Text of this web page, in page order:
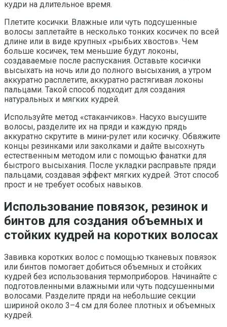
кудри на длительное время.
Плетите косички. Влажные или чуть подсушенные
волосы заплетайте в несколько тонких косичек по всей
длине или в виде крупных «рыбьих хвостов». Чем
больше косичек, тем меньшие будут локоны,
создаваемые после распускания. Оставьте косички
высыхать на ночь или до полного высыхания, а утром
аккуратно расплетите, аккуратно растягивая локоны
пальцами. Такой способ подходит для создания
натуральных и мягких кудрей.
Используйте метод «стаканчиков». Насухо высушите
волосы, разделите их на пряди и каждую прядь
аккуратно скрутите в мини-рулет или косичку. Обвяжите
концы резинками или заколками и дайте высохнуть
естественным методом или с помощью фанатки для
быстрого высыхания. После укладки расправьте пряди
пальцами, создавая эффект мягких кудрей. Этот способ
прост и не требует особых навыков.
Использование повязок, резинок и
бинтов для создания объемных и
стойких кудрей на коротких волосах
Завивка коротких волос с помощью тканевых повязок
или бинтов помогает добиться объемных и стойких
кудрей без использования термоприборов. Начинайте с
подготовленными влажными или чуть подсушенными
волосами. Разделите пряди на небольшие секции
шириной около 3–4 см для более плотных и объемных
кудрей.